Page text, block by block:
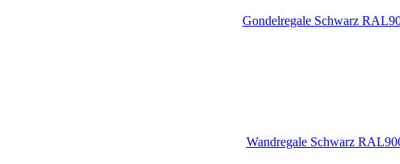
Gondelregale Schwarz
Wandregale Schwarz